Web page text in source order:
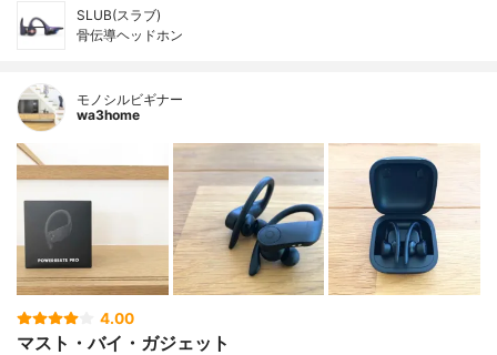
SLUB(スラブ)
骨伝導ヘッドホン
モノシルビギナー
wa3home
4.00
マスト・バイ・ガジェット